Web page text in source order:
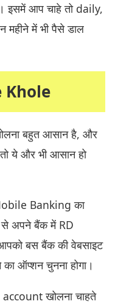
इसमें आप चाहे तो daily,
महीने में भी पैसे डाल
Khole
बहुत आसान है, और
ये और भी आसान हो
Banking का
से अपने बैंक में RD
बस बैंक की वेबसाइट
ऑप्शन चुनना होगा।
खोलना चाहते